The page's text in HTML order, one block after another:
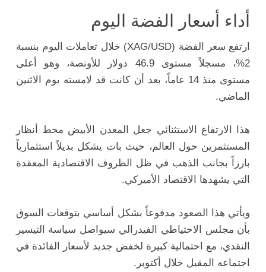
أداء أسعار الفضة اليوم
ارتفع سعر الفضة (XAG/USD) خلال تعاملات اليوم بنسبة
2%، مسجلاً مستوى 46.9 دولار للأونصة، وهو أعلى
مستوى منذ 14 عاماً، بعد أن كانت قد لامسته يوم الاثنين
الماضي.
هذا الارتفاع الاستثنائي جعل المعدن الأبيض محط أنظار
المستثمرين حول العالم، حيث بات يشكل بديلاً استثمارياً
بارزاً بجانب الذهب في ظل الظروف الاقتصادية المعقدة
التي يشهدها الاقتصاد الأميركي.
ويأتي هذا الصعود مدفوعاً بشكل أساسي بتوقعات السوق
بأن مجلس الاحتياطي الفيدرالي سيواصل سياسة التيسير
النقدي، مع احتمالية كبيرة لخفض جديد لأسعار الفائدة في
اجتماعه المقبل خلال أكتوبر.